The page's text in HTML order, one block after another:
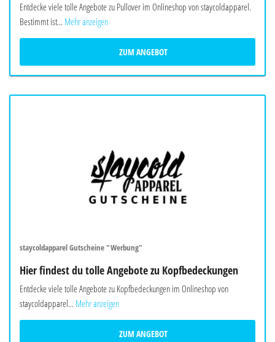
Entdecke viele tolle Angebote zu Pullover im Onlineshop von staycoldapparel.
Bestimmt ist... Mehr anzeigen
ZUM ANGEBOT
staycoldapparel Gutscheine "Werbung"
Hier findest du tolle Angebote zu Kopfbedeckungen
Entdecke viele tolle Angebote zu Kopfbedeckungen im Onlineshop von
staycoldapparel... Mehr anzeigen
ZUM ANGEBOT